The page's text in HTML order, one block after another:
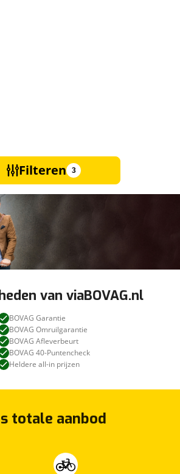
Filteren 3
van viaBOVAG.nl
BOVAG Garantie
BOVAG Omruilgarantie
BOVAG Afleverbeurt
BOVAG 40-Puntencheck
Heldere all-in prijzen
totale aanbod